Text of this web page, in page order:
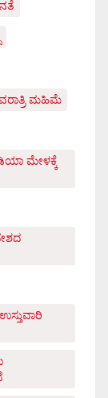
ಮಹಿಮೆ
ಮೇಳಕ್ಕೆ